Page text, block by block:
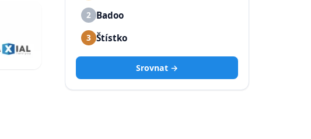
2 Badoo
3 Štístko
Srovnat →